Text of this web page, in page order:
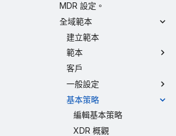
MDR 設定。
全域範本
建立範本
範本
客戶
一般設定
基本策略
編輯基本策略
XDR 概觀